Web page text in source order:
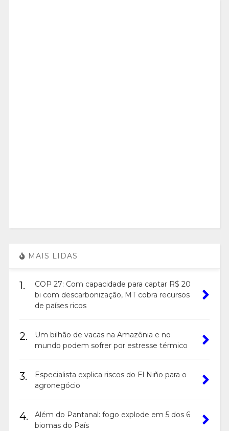
MAIS LIDAS
1.
COP 27: Com capacidade para captar R$ 20
bi com descarbonização, MT cobra recursos
de países ricos
2.
Um bilhão de vacas na Amazônia e no
mundo podem sofrer por estresse térmico
3.
Especialista explica riscos do El Niño para o
agronegócio
4.
Além do Pantanal: fogo explode em 5 dos 6
biomas do País